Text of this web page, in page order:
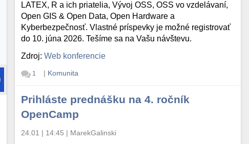
LATEX, R a ich priatelia, Vývoj OSS, OSS vo vzdelávaní,
Open GIS & Open Data, Open Hardware a
Kyberbezpečnosť. Vlastné príspevky je možné registrovať
do 10. júna 2026. Tešíme sa na Vašu návštevu.
Zdroj:Web konferencie
1 | Komunita
Prihláste prednášku na 4. ročník
OpenCamp
24.01 | 14:45 | MarekGalinski